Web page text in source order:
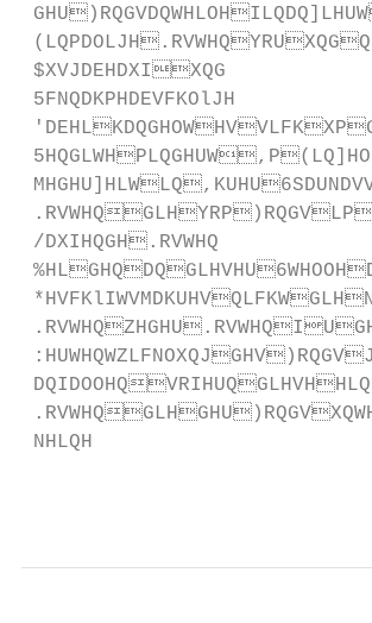
/
NHLQH